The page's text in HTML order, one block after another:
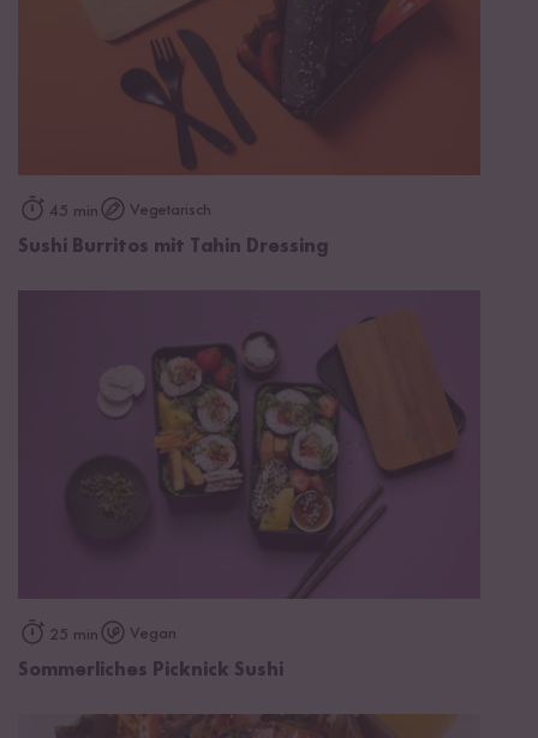
45 min Vegetarisch
Sushi Burritos mit Tahin Dressing
25 min Vegan
Sommerliches Picknick Sushi